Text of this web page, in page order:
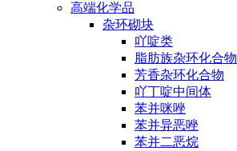
高端化学品
杂环砌块
吖啶类
脂肪族杂环化合物
芳香杂环化合物
吖丁啶中间体
苯并咪唑
苯并异恶唑
苯并二恶烷